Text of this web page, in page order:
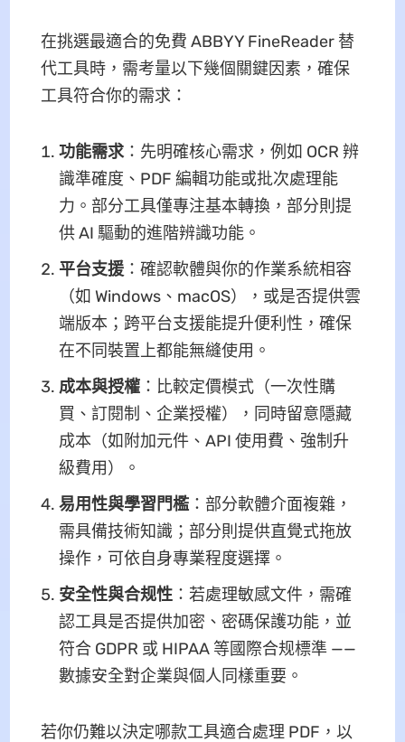
在挑選最適合的免費 ABBYY FineReader 替
代工具時，需考量以下幾個關鍵因素，確保
工具符合你的需求：
功能需求：先明確核心需求，例如 OCR 辨
識準確度、PDF 編輯功能或批次處理能
力。部分工具僅專注基本轉換，部分則提
供 AI 驅動的進階辨識功能。
平台支援：確認軟體與你的作業系統相容
（如 Windows、macOS），或是否提供雲
端版本；跨平台支援能提升便利性，確保
在不同裝置上都能無縫使用。
成本與授權：比較定價模式（一次性購
買、訂閱制、企業授權），同時留意隱藏
成本（如附加元件、API 使用費、強制升
級費用）。
易用性與學習門檻：部分軟體介面複雜，
需具備技術知識；部分則提供直覺式拖放
操作，可依自身專業程度選擇。
安全性與合规性：若處理敏感文件，需確
認工具是否提供加密、密碼保護功能，並
符合 GDPR 或 HIPAA 等國際合规標準 ——
數據安全對企業與個人同樣重要。
若你仍難以決定哪款工具適合處理 PDF，以